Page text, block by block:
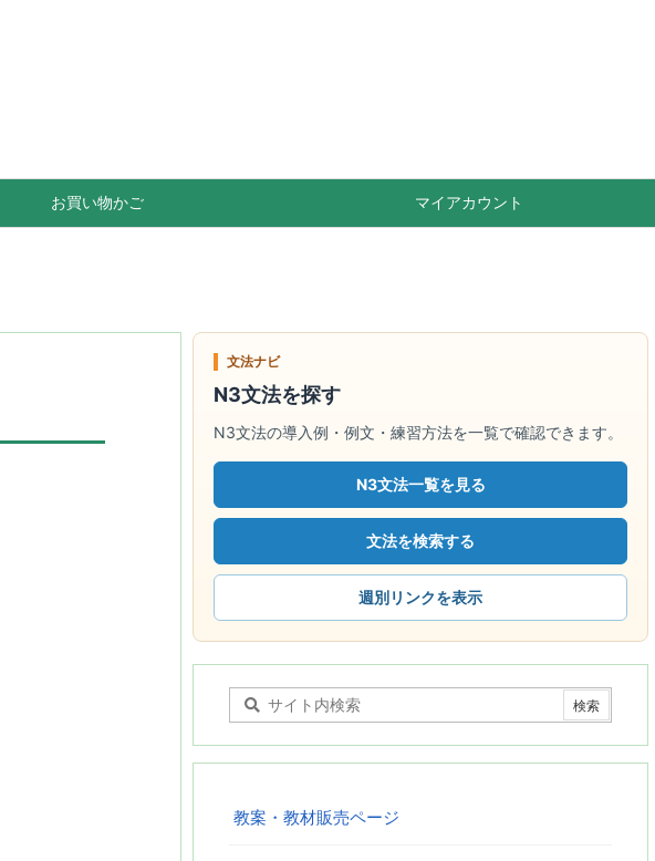
お買い物かご マイアカウント
文法ナビ
N3文法を探す
N3文法の導入例・例文・練習方法を一覧で確認できます。
N3文法一覧を見る
文法を検索する
週別リンクを表示
教案・教材販売ページ